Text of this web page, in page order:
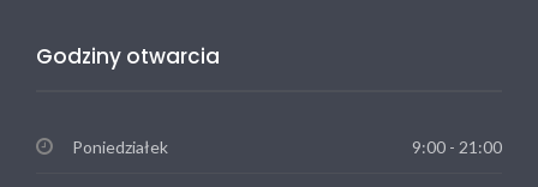
Godziny otwarcia
Poniedziałek 9:00 - 21:00